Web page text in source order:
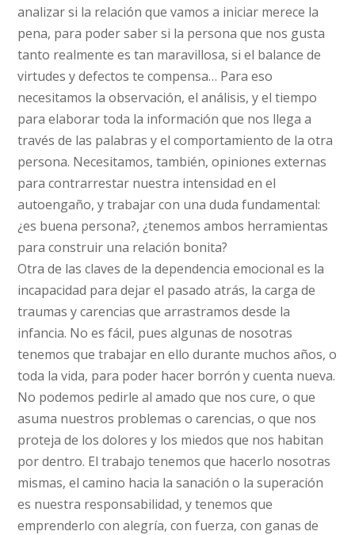
analizar si la relación que vamos a iniciar merece la
pena, para poder saber si la persona que nos gusta
tanto realmente es tan maravillosa, si el balance de
virtudes y defectos te compensa… Para eso
necesitamos la observación, el análisis, y el tiempo
para elaborar toda la información que nos llega a
través de las palabras y el comportamiento de la otra
persona. Necesitamos, también, opiniones externas
para contrarrestar nuestra intensidad en el
autoengaño, y trabajar con una duda fundamental:
¿es buena persona?, ¿tenemos ambos herramientas
para construir una relación bonita?
Otra de las claves de la dependencia emocional es la
incapacidad para dejar el pasado atrás, la carga de
traumas y carencias que arrastramos desde la
infancia. No es fácil, pues algunas de nosotras
tenemos que trabajar en ello durante muchos años, o
toda la vida, para poder hacer borrón y cuenta nueva.
No podemos pedirle al amado que nos cure, o que
asuma nuestros problemas o carencias, o que nos
proteja de los dolores y los miedos que nos habitan
por dentro. El trabajo tenemos que hacerlo nosotras
mismas, el camino hacia la sanación o la superación
es nuestra responsabilidad, y tenemos que
emprenderlo con alegría, con fuerza, con ganas de